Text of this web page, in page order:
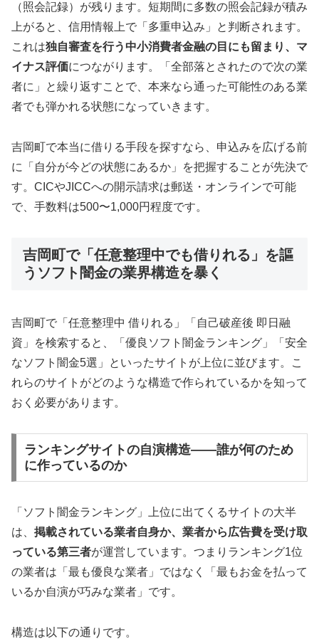
（照会記録）が残ります。短期間に多数の照会記録が積み
上がると、信用情報上で「多重申込み」と判断されます。
これは独自審査を行う中小消費者金融の目にも留まり、マ
イナス評価につながります。「全部落とされたので次の業
者に」と繰り返すことで、本来なら通った可能性のある業
者でも弾かれる状態になっていきます。
吉岡町で本当に借りる手段を探すなら、申込みを広げる前
に「自分が今どの状態にあるか」を把握することが先決で
す。CICやJICCへの開示請求は郵送・オンラインで可能
で、手数料は500〜1,000円程度です。
吉岡町で「任意整理中でも借りれる」を謳
うソフト闇金の業界構造を暴く
吉岡町で「任意整理中 借りれる」「自己破産後 即日融
資」を検索すると、「優良ソフト闇金ランキング」「安全
なソフト闇金5選」といったサイトが上位に並びます。こ
れらのサイトがどのような構造で作られているかを知って
おく必要があります。
ランキングサイトの自演構造——誰が何のため
に作っているのか
「ソフト闇金ランキング」上位に出てくるサイトの大半
は、 掲載されている業者自身か、業者から広告費を受け取
っている第三者が運営しています。つまりランキング1位
の業者は「最も優良な業者」ではなく「最もお金を払って
いるか自演が巧みな業者」です。
構造は以下の通りです。